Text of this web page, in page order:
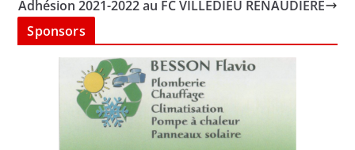
Adhésion 2021-2022 au FC VILLEDIEU RENAUDIERE
Sponsors